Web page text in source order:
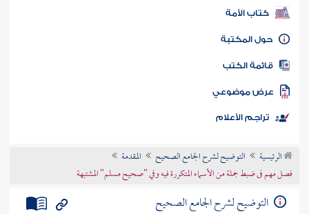
كتب PDF
كتاب الأمة
المكتبة
الكتب
موضوعي
تراجم الأعلام
الرئيسية التوضيح لشرح الجامع الصحيح
المقدمة
فصل مهم فى ضبط جملة من الأسماء المتكررة فيه وفي "صحيح مسلم" المشتبهة
التوضيح لشرح الجامع الصحيح